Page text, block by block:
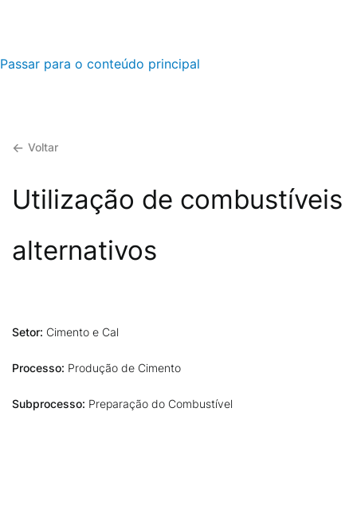
Passar para o conteúdo principal
Voltar
Utilização de combustíveis
alternativos
Setor: Cimento e Cal
Processo: Produção de Cimento
Subprocesso: Preparação do Combustível